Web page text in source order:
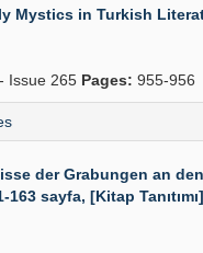
Mystics in Turkish
Issue 265 Pages: 955-956
der Grabungen an
sayfa, [Kitap Tanıtımı]